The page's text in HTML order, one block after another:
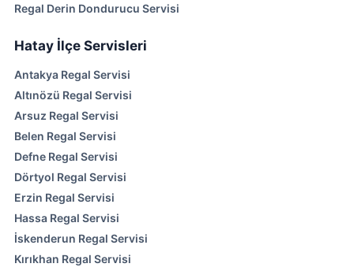
Regal Derin Dondurucu Servisi
Hatay İlçe Servisleri
Antakya Regal Servisi
Altınözü Regal Servisi
Arsuz Regal Servisi
Belen Regal Servisi
Defne Regal Servisi
Dörtyol Regal Servisi
Erzin Regal Servisi
Hassa Regal Servisi
İskenderun Regal Servisi
Kırıkhan Regal Servisi